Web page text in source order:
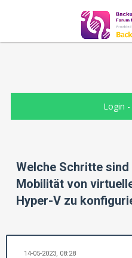
Login -
Welche Schritte
Mobilität von
Hyper-V zu
14-05-2023, 08:28